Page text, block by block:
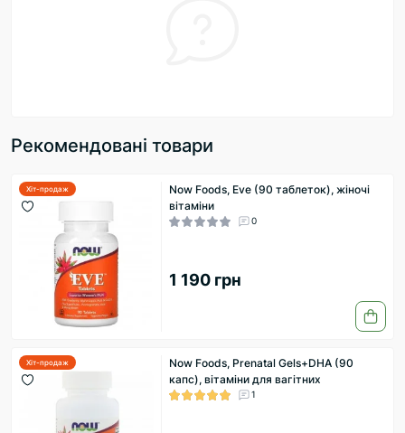
Рекомендовані товари
Хіт-продаж
Now Foods, Eve (90 таблеток), жіночі
вітаміни
0
1 190 грн
Хіт-продаж
Now Foods, Prenatal Gels+DHA (90
капс), вітаміни для вагітних
1